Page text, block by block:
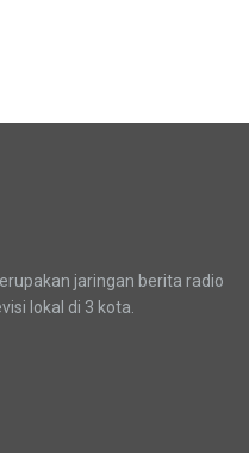
jaringan berita radio
lokal di 3 kota.